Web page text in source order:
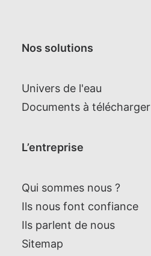
Nos solutions
Univers de l'eau
Documents à télécharger
L’entreprise
Qui sommes nous ?
Ils nous font confiance
Ils parlent de nous
Sitemap